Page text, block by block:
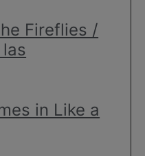
Fireflies /
in Like a